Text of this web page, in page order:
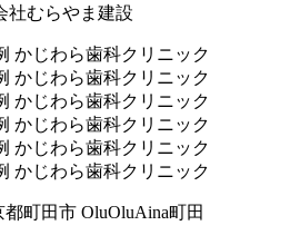
社むらやま建設